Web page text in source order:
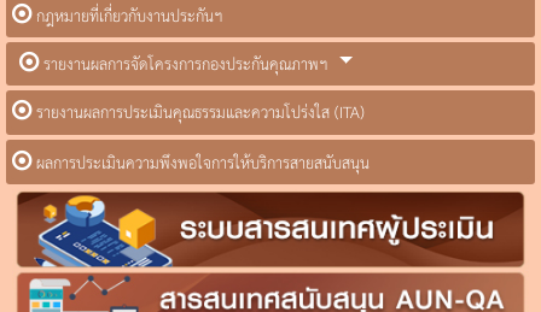
กฎหมายที่เกี่ยวกับงานประกันฯ
รายงานผลการจัดโครงการกองประกันคุณภาพฯ
รายงานผลการประเมินคุณธรรมและความโปร่งใส (ITA)
ผลการประเมินความพึงพอใจการให้บริการสายสนับสนุน